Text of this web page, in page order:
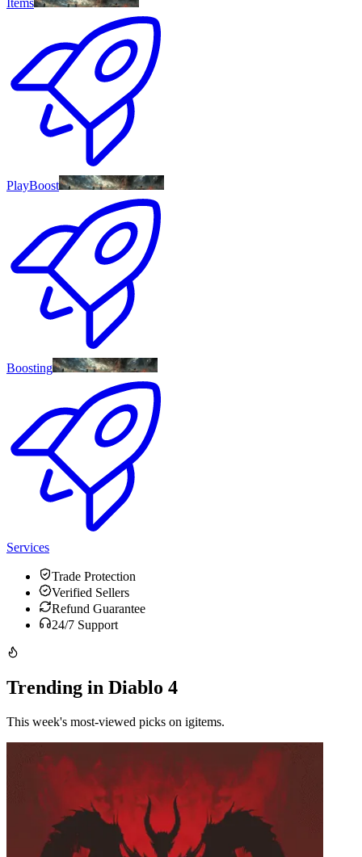
PlayBoost
Boosting
Services
Trade Protection
Verified Sellers
Refund Guarantee
24/7 Support
Trending in Diablo 4
This week's most-viewed picks on igitems.